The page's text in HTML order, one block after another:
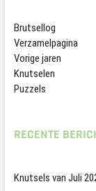
Brutsellog
Verzamelpagina
Vorige jaren
Knutselen
Puzzels
RECENTE
Knutsels van Juli